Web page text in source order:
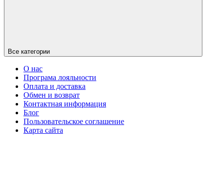
Все категории
О нас
Програма лояльности
Оплата и доставка
Обмен и возврат
Контактная информация
Блог
Пользовательское соглашение
Карта сайта